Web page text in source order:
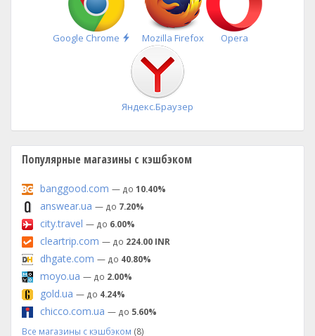
Google Chrome
Быстрая
установка
Mozilla Firefox Opera
Яндекс.Браузер
Популярные магазины с кэшбэком
banggood.com — до 10.40%
answear.ua — до 7.20%
city.travel — до 6.00%
cleartrip.com — до 224.00 INR
dhgate.com — до 40.80%
moyo.ua — до 2.00%
gold.ua — до 4.24%
chicco.com.ua — до 5.60%
Все магазины с кэшбэком (8)